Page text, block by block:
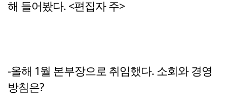
해 들어봤다. <편집자 주>
-올해 1월 본부장으로 취임했다. 소회와 경영
방침은?